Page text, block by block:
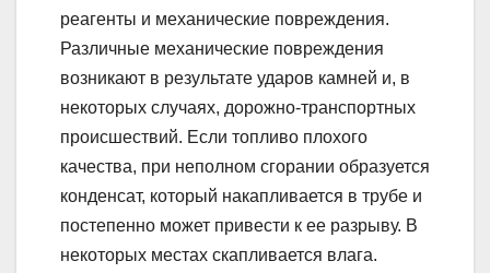
реагенты и механические повреждения.
Различные механические повреждения
возникают в результате ударов камней и, в
некоторых случаях, дорожно-транспортных
происшествий. Если топливо плохого
качества, при неполном сгорании образуется
конденсат, который накапливается в трубе и
постепенно может привести к ее разрыву. В
некоторых местах скапливается влага.